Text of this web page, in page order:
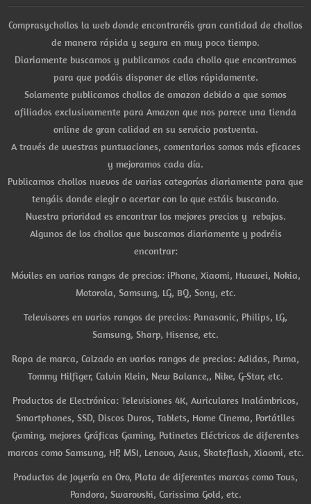
Comprasychollos la web donde encontraréis gran cantidad de chollos
de manera rápida y segura en muy poco tiempo.
Diariamente buscamos y publicamos cada chollo que encontramos
para que podáis disponer de ellos rápidamente.
Solamente publicamos chollos de amazon debido a que somos
afiliados exclusivamente para Amazon que nos parece una tienda
online de gran calidad en su servicio postventa.
A través de vuestras puntuaciones, comentarios somos más eficaces
y mejoramos cada día.
Publicamos chollos nuevos de varias categorías diariamente para que
tengáis donde elegir o acertar con lo que estáis buscando.
Nuestra prioridad es encontrar los mejores precios y rebajas.
Algunos de los chollos que buscamos diariamente y podréis
encontrar:
Móviles en varios rangos de precios: iPhone, Xiaomi, Huawei, Nokia,
Motorola, Samsung, LG, BQ, Sony, etc.
Televisores en varios rangos de precios: Panasonic, Philips, LG,
Samsung, Sharp, Hisense, etc.
Ropa de marca, Calzado en varios rangos de precios: Adidas, Puma,
Tommy Hilfiger, Calvin Klein, New Balance,, Nike, G-Star, etc.
Productos de Electrónica: Televisiones 4K, Auriculares Inalámbricos,
Smartphones, SSD, Discos Duros, Tablets, Home Cinema, Portátiles
Gaming, mejores Gráficas Gaming, Patinetes Eléctricos de diferentes
marcas como Samsung, HP, MSI, Lenovo, Asus, Skateflash, Xiaomi, etc.
Productos de Joyería en Oro, Plata de diferentes marcas como Tous,
Pandora, Swarovski, Carissima Gold, etc.